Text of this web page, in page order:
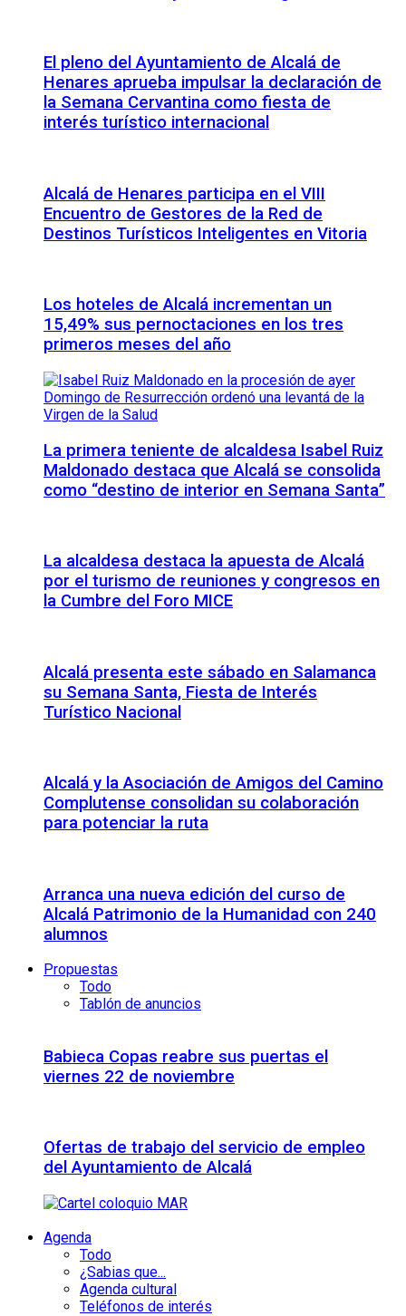
El pleno del Ayuntamiento de Alcalá de
Henares aprueba impulsar la declaración de
la Semana Cervantina como fiesta de
interés turístico internacional
Alcalá de Henares participa en el VIII
Encuentro de Gestores de la Red de
Destinos Turísticos Inteligentes en Vitoria
Los hoteles de Alcalá incrementan un
15,49% sus pernoctaciones en los tres
primeros meses del año
La primera teniente de alcaldesa Isabel Ruiz
Maldonado destaca que Alcalá se consolida
como “destino de interior en Semana Santa”
La alcaldesa destaca la apuesta de Alcalá
por el turismo de reuniones y congresos en
la Cumbre del Foro MICE
Alcalá presenta este sábado en Salamanca
su Semana Santa, Fiesta de Interés
Turístico Nacional
Alcalá y la Asociación de Amigos del Camino
Complutense consolidan su colaboración
para potenciar la ruta
Arranca una nueva edición del curso de
Alcalá Patrimonio de la Humanidad con 240
alumnos
Propuestas
Todo
Tablón de anuncios
Babieca Copas reabre sus puertas el
viernes 22 de noviembre
Ofertas de trabajo del servicio de empleo
del Ayuntamiento de Alcalá
Agenda
Todo
¿Sabias que...
Agenda cultural
Teléfonos de interés